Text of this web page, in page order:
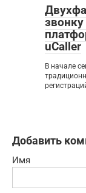
uCaller
В начале
Добавить
Имя